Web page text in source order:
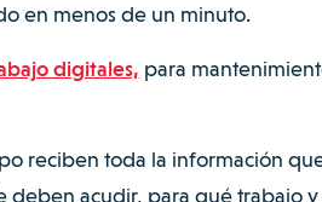
en menos de un minuto.
digitales, para
reciben toda la información
deben acudir, para qué trabajo